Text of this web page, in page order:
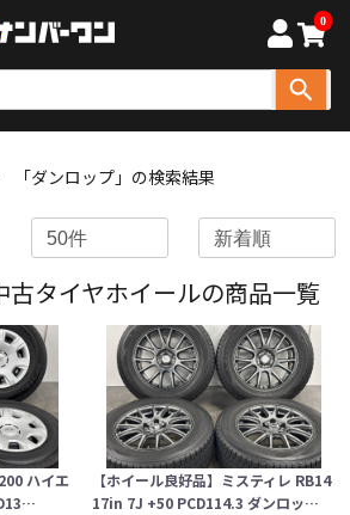
0
「ダンロップ」の検索結果
古タイヤホイールの商品一覧
ハイエ
【ホイール良好品】ミスティレ RB14
17in 7J +50 PCD114.3 ダンロッ…